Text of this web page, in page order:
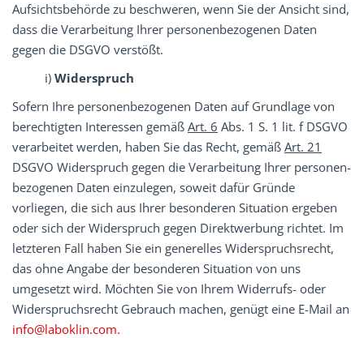
Aufsichtsbehörde zu beschweren, wenn Sie der Ansicht sind,
dass die Verarbeitung Ihrer personenbezogenen Daten
gegen die DSGVO verstößt.
i) Widerspruch
Sofern Ihre personenbezogenen Daten auf Grundlage von
berechtigten Interessen gemäß Art. 6 Abs. 1 S. 1 lit. f DSGVO
verarbeitet werden, haben Sie das Recht, gemäß Art. 21
DSGVO Widerspruch gegen die Verarbeitung Ihrer personen-
bezogenen Daten einzulegen, soweit dafür Gründe
vorliegen, die sich aus Ihrer besonderen Situation ergeben
oder sich der Widerspruch gegen Direktwerbung richtet. Im
letzteren Fall haben Sie ein generelles Widerspruchsrecht,
das ohne Angabe der besonderen Situation von uns
umgesetzt wird. Möchten Sie von Ihrem Widerrufs- oder
Widerspruchsrecht Gebrauch machen, genügt eine E-Mail an
info@laboklin.com.